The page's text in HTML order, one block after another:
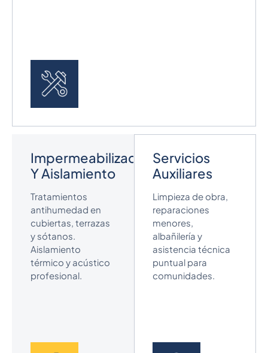
Impermeabilización
Y Aislamiento
Tratamientos
antihumedad en
cubiertas, terrazas
y sótanos.
Aislamiento
térmico y acústico
profesional.
Servicios
Auxiliares
Limpieza de obra,
reparaciones
menores,
albañilería y
asistencia técnica
puntual para
comunidades.